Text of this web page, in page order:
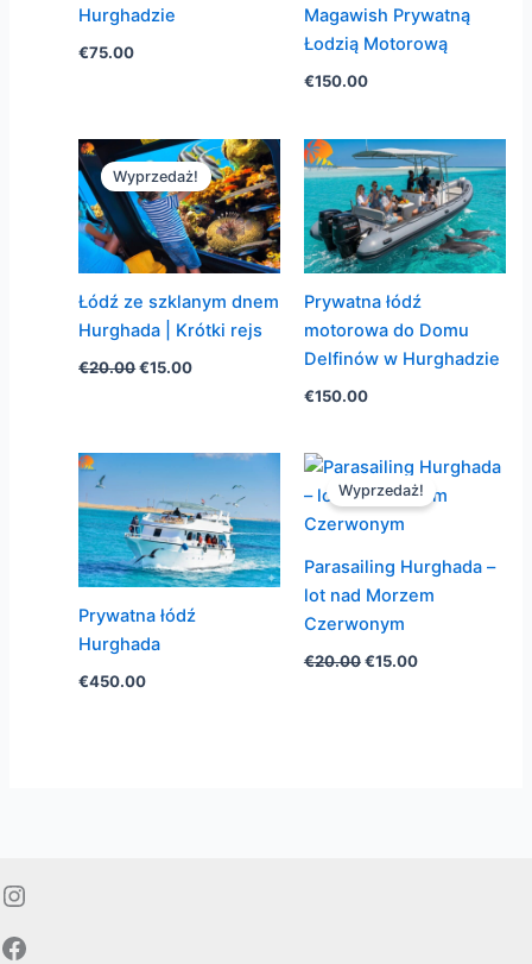
Hurghadzie
€75.00
Magawish Prywatną
Łodzią Motorową
€150.00
Wyprzedaż!
Łódź ze szklanym dnem
Hurghada | Krótki rejs
€20.00 Pierwotna
€15.00Aktualna
Prywatna łódź
motorowa do Domu
Delfinów w Hurghadzie
€150.00
Prywatna łódź
Hurghada
€450.00
Wyprzedaż!
Parasailing Hurghada –
lot nad Morzem
Czerwonym
€20.00Pierwotna
€15.00Aktualna
Instagram
Facebook